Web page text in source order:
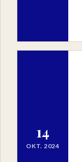
14
OKT. 2024